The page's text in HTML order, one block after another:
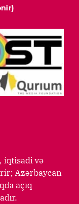
iqtisadi və
Azərbaycan
açıq